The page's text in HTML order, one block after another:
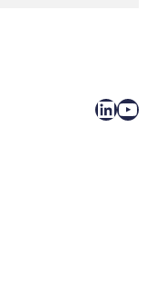
LinkedIn YouTube